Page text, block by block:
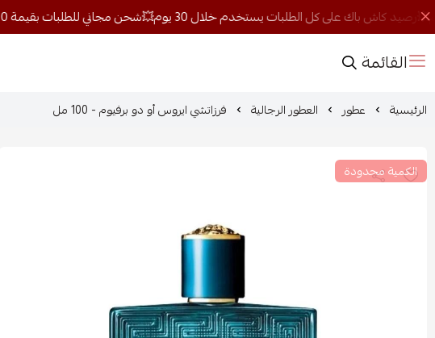
القائمة
الرئيسية عطور العطور الرجالية فرزاتشي ايروس أو دو برفيوم - 100 مل
الكمية محدودة